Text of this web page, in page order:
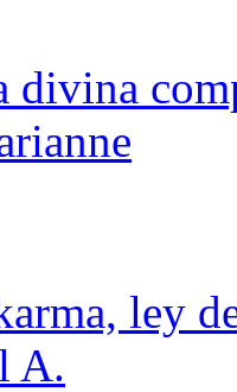
divina
ley
A.